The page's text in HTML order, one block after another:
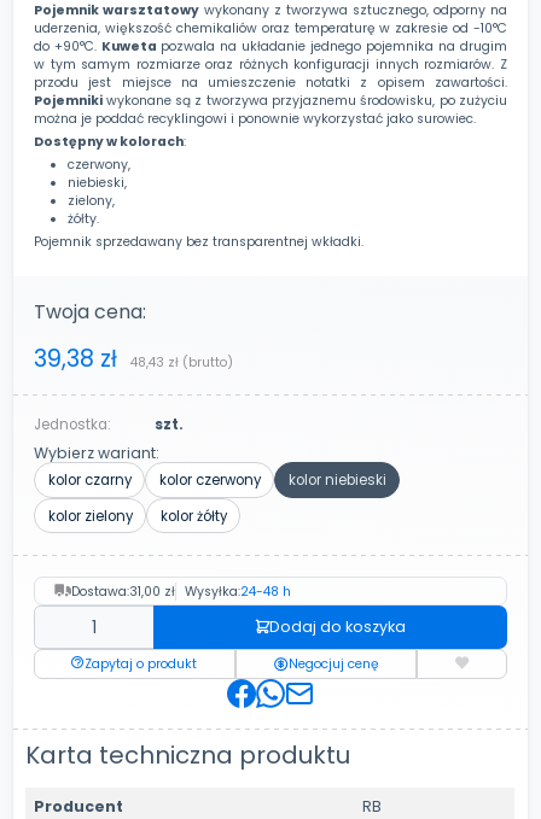
Pojemnik warsztatowy wykonany z tworzywa sztucznego, odporny na
uderzenia, większość chemikaliów oraz temperaturę w zakresie od -10°C
do +90°C. Kuweta pozwala na układanie jednego pojemnika na drugim
w tym samym rozmiarze oraz różnych konfiguracji innych rozmiarów. Z
przodu jest miejsce na umieszczenie notatki z opisem zawartości.
Pojemniki wykonane są z tworzywa przyjaznemu środowisku, po zużyciu
można je poddać recyklingowi i ponownie wykorzystać jako surowiec.
Dostępny w kolorach:
czerwony,
niebieski,
zielony,
żółty.
Pojemnik sprzedawany bez transparentnej wkładki.
Twoja cena:
39,38 zł 48,43 zł (brutto)
Jednostka: szt.
Wybierz wariant:
kolor czarny kolor czerwony
kolor niebieski
kolor zielony
kolor żółty
Dostawa:31,00 zł Wysyłka:24-48 h
Dodaj do koszyka
Zapytaj o produkt Negocjuj cenę
Karta techniczna produktu
Producent
RB